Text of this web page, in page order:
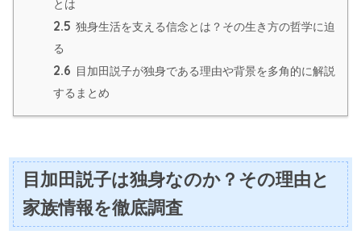
とは
2.5 独身生活を支える信念とは？その生き方の哲学に迫
る
2.6 目加田説子が独身である理由や背景を多角的に解説
するまとめ
目加田説子は独身なのか？その理由と
家族情報を徹底調査